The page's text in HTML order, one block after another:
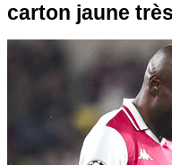
carton jaune